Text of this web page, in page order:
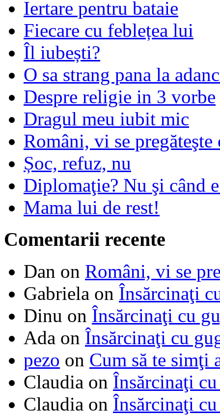
Iertare pentru bataie
Fiecare cu feblețea lui
Îl iubești?
O sa strang pana la
Despre religie in 3 vorbe
Dragul meu iubit mic
Români, vi se pregăteşte
Șoc, refuz, nu
Diplomaţie? Nu şi când
Mama lui de rest!
Comentarii recente
Dan on Români, vi se
Gabriela on Însărcinaţi
Dinu on Însărcinaţi cu
Ada on Însărcinaţi cu
pezo on Cum să te simţi
Claudia on Însărcinaţi
Claudia on Însărcinaţi